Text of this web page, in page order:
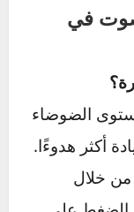
التي
كبير. من
العادم،
وراحة